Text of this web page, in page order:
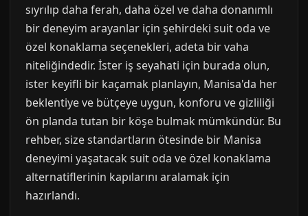
sıyrılıp daha ferah, daha özel ve daha donanımlı
bir deneyim arayanlar için şehirdeki suit oda ve
özel konaklama seçenekleri, adeta bir vaha
niteliğindedir. İster iş seyahati için burada olun,
ister keyifli bir kaçamak planlayın, Manisa'da her
beklentiye ve bütçeye uygun, konforu ve gizliliği
ön planda tutan bir köşe bulmak mümkündür. Bu
rehber, size standartların ötesinde bir Manisa
deneyimi yaşatacak suit oda ve özel konaklama
alternatiflerinin kapılarını aralamak için
hazırlandı.